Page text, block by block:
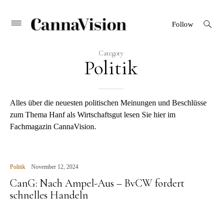
Skip Primary
Menu
CANNAVISION
Follow
open
search
Category
Politik
Alles über die neuesten politischen Meinungen und Beschlüsse
zum Thema Hanf als Wirtschaftsgut lesen Sie hier im
Fachmagazin CannaVision.
Politik November 12, 2024
CanG: Nach Ampel-Aus – BvCW fordert
schnelles Handeln